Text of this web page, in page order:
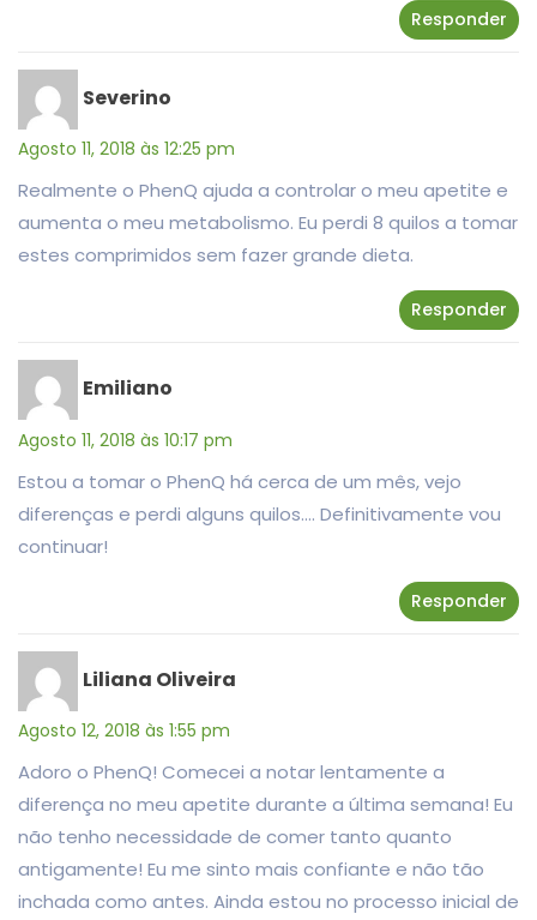
Responder
Severino
Agosto 11, 2018 às 12:25 pm
Realmente o PhenQ ajuda a controlar o meu apetite e
aumenta o meu metabolismo. Eu perdi 8 quilos a tomar
estes comprimidos sem fazer grande dieta.
Responder
Emiliano
Agosto 11, 2018 às 10:17 pm
Estou a tomar o PhenQ há cerca de um mês, vejo
diferenças e perdi alguns quilos…. Definitivamente vou
continuar!
Responder
Liliana Oliveira
Agosto 12, 2018 às 1:55 pm
Adoro o PhenQ! Comecei a notar lentamente a
diferença no meu apetite durante a última semana! Eu
não tenho necessidade de comer tanto quanto
antigamente! Eu me sinto mais confiante e não tão
inchada como antes. Ainda estou no processo inicial de